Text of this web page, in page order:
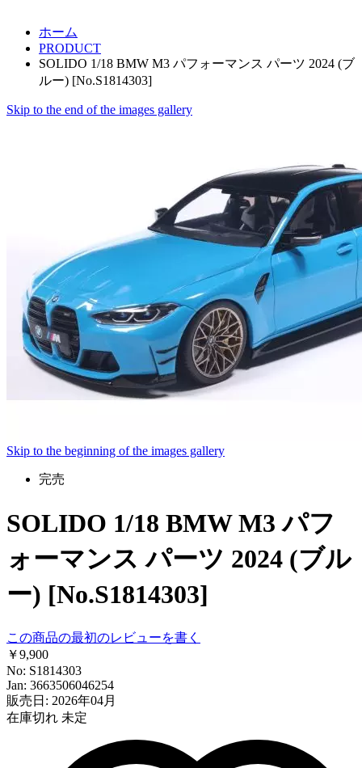
ホーム
PRODUCT
SOLIDO 1/18 BMW M3 パフォーマンス パーツ 2024 (ブ
ルー) [No.S1814303]
Skip to the end of the images gallery
Skip to the beginning of the images gallery
完売
SOLIDO 1/18 BMW M3 パフ
ォーマンス パーツ 2024 (ブル
ー) [No.S1814303]
この商品の最初のレビューを書く
￥9,900
No: S1814303
Jan: 3663506046254
販売日: 2026年04月
在庫切れ 未定